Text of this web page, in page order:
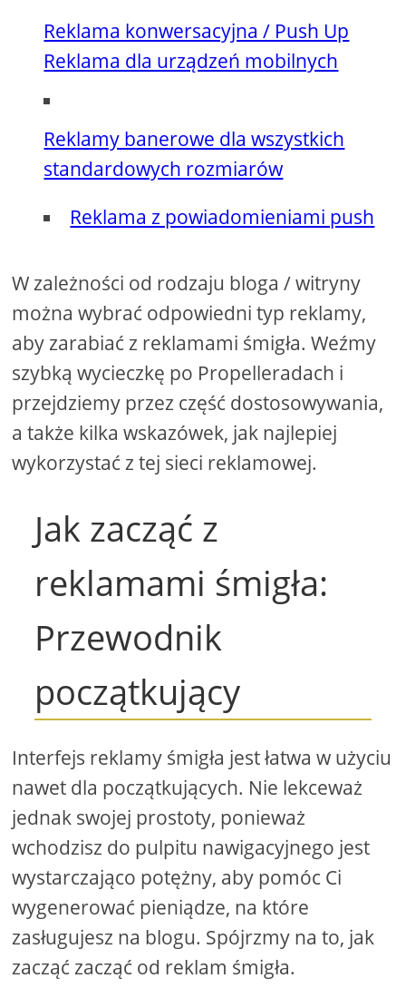
Reklama konwersacyjna / Push Up
Reklama dla urządzeń mobilnych
Reklamy banerowe dla wszystkich
standardowych rozmiarów
Reklama z powiadomieniami push
W zależności od rodzaju bloga / witryny
można wybrać odpowiedni typ reklamy,
aby zarabiać z reklamami śmigła. Weźmy
szybką wycieczkę po Propelleradach i
przejdziemy przez część dostosowywania,
a także kilka wskazówek, jak najlepiej
wykorzystać z tej sieci reklamowej.
Jak zacząć z
reklamami śmigła:
Przewodnik
początkujący
Interfejs reklamy śmigła jest łatwa w użyciu
nawet dla początkujących. Nie lekceważ
jednak swojej prostoty, ponieważ
wchodzisz do pulpitu nawigacyjnego jest
wystarczająco potężny, aby pomóc Ci
wygenerować pieniądze, na które
zasługujesz na blogu. Spójrzmy na to, jak
zacząć zacząć od reklam śmigła.